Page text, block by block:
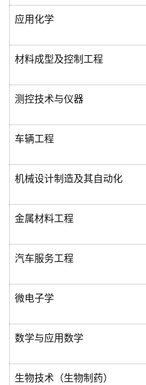
应用化学
材料成型及控制工程
测控技术与仪器
车辆工程
机械设计制造及其自动化
金属材料工程
汽车服务工程
微电子学
数学与应用数学
生物技术（生物制药）